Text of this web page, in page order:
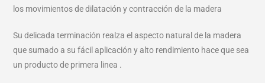
los movimientos de dilatación y contracción de la madera
Su delicada terminación realza el aspecto natural de la madera
que sumado a su fácil aplicación y alto rendimiento hace que sea
un producto de primera linea .